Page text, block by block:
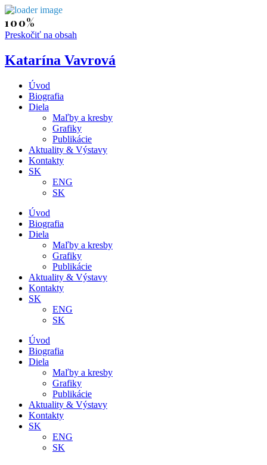
Preskočiť na obsah
Katarína Vavrová
Úvod
Biografia
Diela
Maľby a kresby
Grafiky
Publikácie
Aktuality & Výstavy
Kontakty
SK
ENG
SK
Úvod
Biografia
Diela
Maľby a kresby
Grafiky
Publikácie
Aktuality & Výstavy
Kontakty
SK
ENG
SK
Úvod
Biografia
Diela
Maľby a kresby
Grafiky
Publikácie
Aktuality & Výstavy
Kontakty
SK
ENG
SK